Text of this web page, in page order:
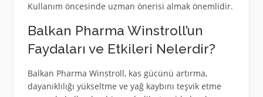
Kullanım öncesinde uzman önerisi almak önemlidir.
Balkan Pharma Winstroll’un
Faydaları ve Etkileri Nelerdir?
Balkan Pharma Winstroll, kas gücünü artırma,
dayanıklılığı yükseltme ve yağ kaybını teşvik etme